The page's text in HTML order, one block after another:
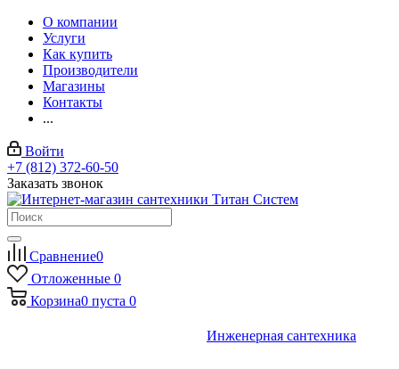
О компании
Услуги
Как купить
Производители
Магазины
Контакты
...
Войти
+7 (812) 372-60-50
Заказать звонок
Сравнение0
Отложенные 0
Корзина0 пуста 0
Инженерная сантехника